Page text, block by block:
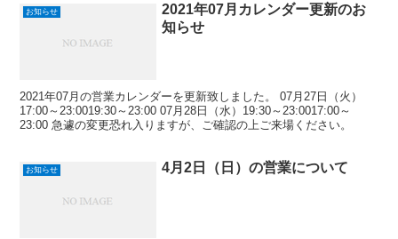
お知らせ
2021年07月カレンダー更新のお
知らせ
2021年07月の営業カレンダーを更新致しました。 07月27日（火）
17:00～23:0019:30～23:00 07月28日（水）19:30～23:0017:00～
23:00 急遽の変更恐れ入りますが、ご確認の上ご来場ください。
お知らせ 4月2日（日）の営業について